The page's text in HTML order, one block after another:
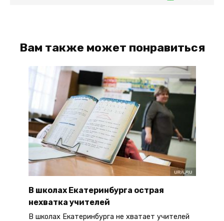
Вам также может понравиться
В школах Екатеринбурга острая
нехватка учителей
В школах Екатеринбурга не хватает учителей